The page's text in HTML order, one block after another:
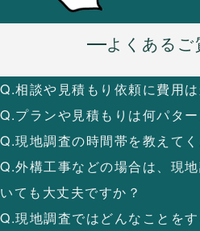
よくあるご
Q.相談や見積もり依頼に費用
Q.プランや見積もりは何パタ
Q.現地調査の時間帯を教えてく
Q.外構工事などの場合は、現
いても大丈夫ですか？
Q.現地調査ではどんなことを